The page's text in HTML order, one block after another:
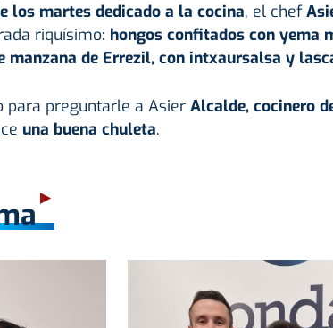
los martes dedicado a la cocina, el chef
riquísimo: hongos confitados con yema
manzana de Errezil, con intxaursalsa y
para preguntarle a Asier Alcalde, cocinero
una buena chuleta.